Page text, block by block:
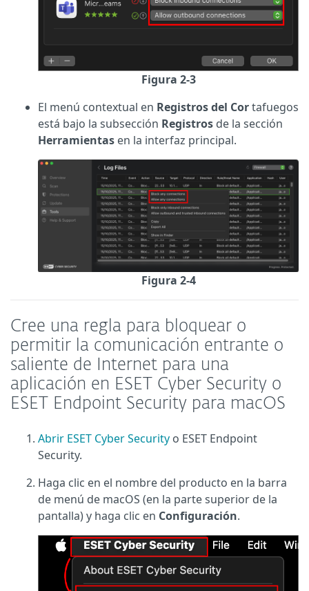
Figura 2-3
El menú contextual en Registros del Cortafuegos
está bajo la subsección Registros de la sección
Herramientas en la interfaz principal.
Figura 2-4
Cree una regla para bloquear o
permitir la comunicación entrante o
saliente de Internet para una
aplicación en ESET Cyber Security o
ESET Endpoint Security para macOS
Abrir ESET Cyber Security o ESET Endpoint
Security.
Haga clic en el nombre del producto en la barra
de menú de macOS (en la parte superior de la
pantalla) y haga clic en Configuración.